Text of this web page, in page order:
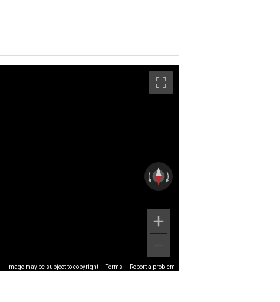
Image may be subject to copyright Terms Report a problem